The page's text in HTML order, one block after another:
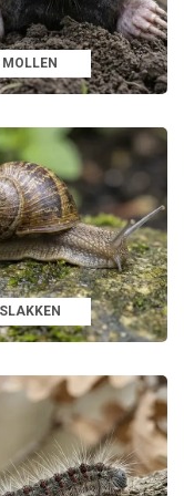
van
om ongedierte te
Denk aan:
geurverdrijvers
tegen
signaleren vormt de
elke
of boerderijdieren
bevat deze categorie
voor
voor koeienstallen
MOLLEN
SLAKKEN